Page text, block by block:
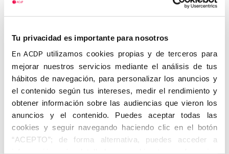
Tu privacidad es importante para nosotros
En ACDP utilizamos cookies propias y de terceros para
mejorar nuestros servicios mediante el análisis de tus
hábitos de navegación, para personalizar los anuncios y
el contenido según tus intereses, medir el rendimiento y
obtener información sobre las audiencias que vieron los
anuncios y el contenido. Puedes aceptar todas las
cookies y seguir navegando haciendo clic en el botón
“ACEPTO”; de forma alternativa, puedes acceder a
información más detallada y cambiar tus preferencias
Anteriores
18
19 ... 32
Siguientes
Categorías
Cedinfor